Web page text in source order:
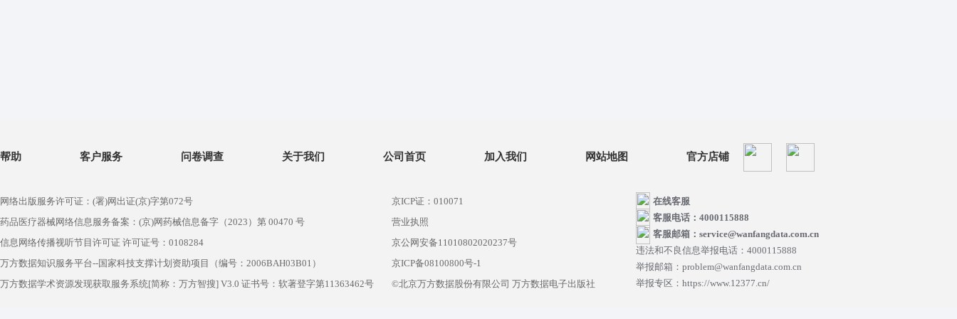
帮助 客户服务 问卷调查 关于我们 公司首页 加入我们 网站地图 官方店铺
网络出版服务许可证：(署)网出证(京)字第072号
药品医疗器械网络信息服务备案：(京)网药械信息备字（2023）第 00470 号
信息网络传播视听节目许可证 许可证号：0108284
万方数据知识服务平台--国家科技支撑计划资助项目（编号：2006BAH03B01）
万方数据学术资源发现获取服务系统[简称：万方智搜] V3.0 证书号：软著登字第11363462号
京ICP证：010071
营业执照
京公网安备11010802020237号
京ICP备08100800号-1
©北京万方数据股份有限公司 万方数据电子出版社
在线客服
客服电话：4000115888
客服邮箱：service@wanfangdata.com.cn
违法和不良信息举报电话：4000115888
举报邮箱：problem@wanfangdata.com.cn
举报专区：https://www.12377.cn/